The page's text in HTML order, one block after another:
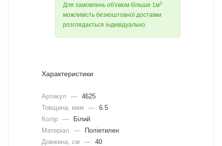
Для замовлень об'ємом більше 1м3
можливість безкоштовної доставки
розглядається індивідуально
Характеристики
Артикул — 4625
Товщина, мкм
— 6.5
Колір —
Білий
Матеріал
—
Поліетилен
Довжина, cм
— 40